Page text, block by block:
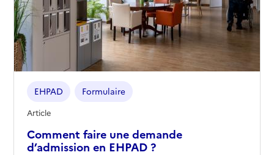
Comment faire une demande
d’admission en EHPAD ?
EHPAD Formulaire
Article